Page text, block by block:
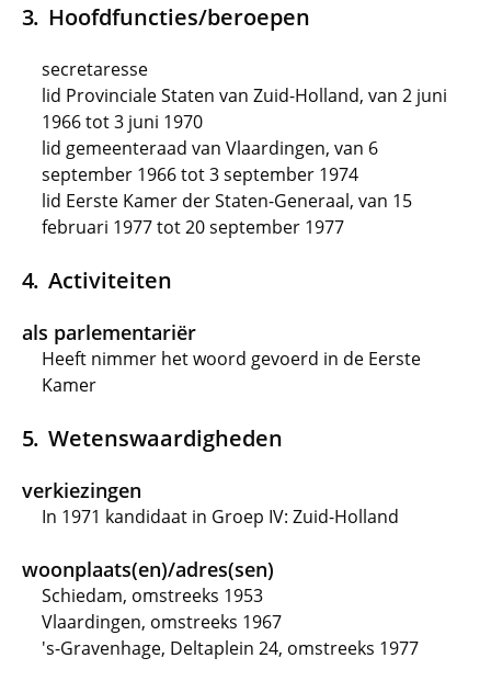
Hoofdfuncties/beroepen
secretaresse
lid Provinciale Staten van Zuid-Holland, van 2 juni
1966 tot 3 juni 1970
lid gemeenteraad van Vlaardingen, van 6
september 1966 tot 3 september 1974
lid Eerste Kamer der Staten-Generaal, van 15
februari 1977 tot 20 september 1977
Activiteiten
als parlementariër
Heeft nimmer het woord gevoerd in de Eerste
Kamer
Wetenswaardigheden
verkiezingen
In 1971 kandidaat in Groep IV: Zuid-Holland
woonplaats(en)/adres(sen)
Schiedam, omstreeks 1953
Vlaardingen, omstreeks 1967
's-Gravenhage, Deltaplein 24, omstreeks 1977